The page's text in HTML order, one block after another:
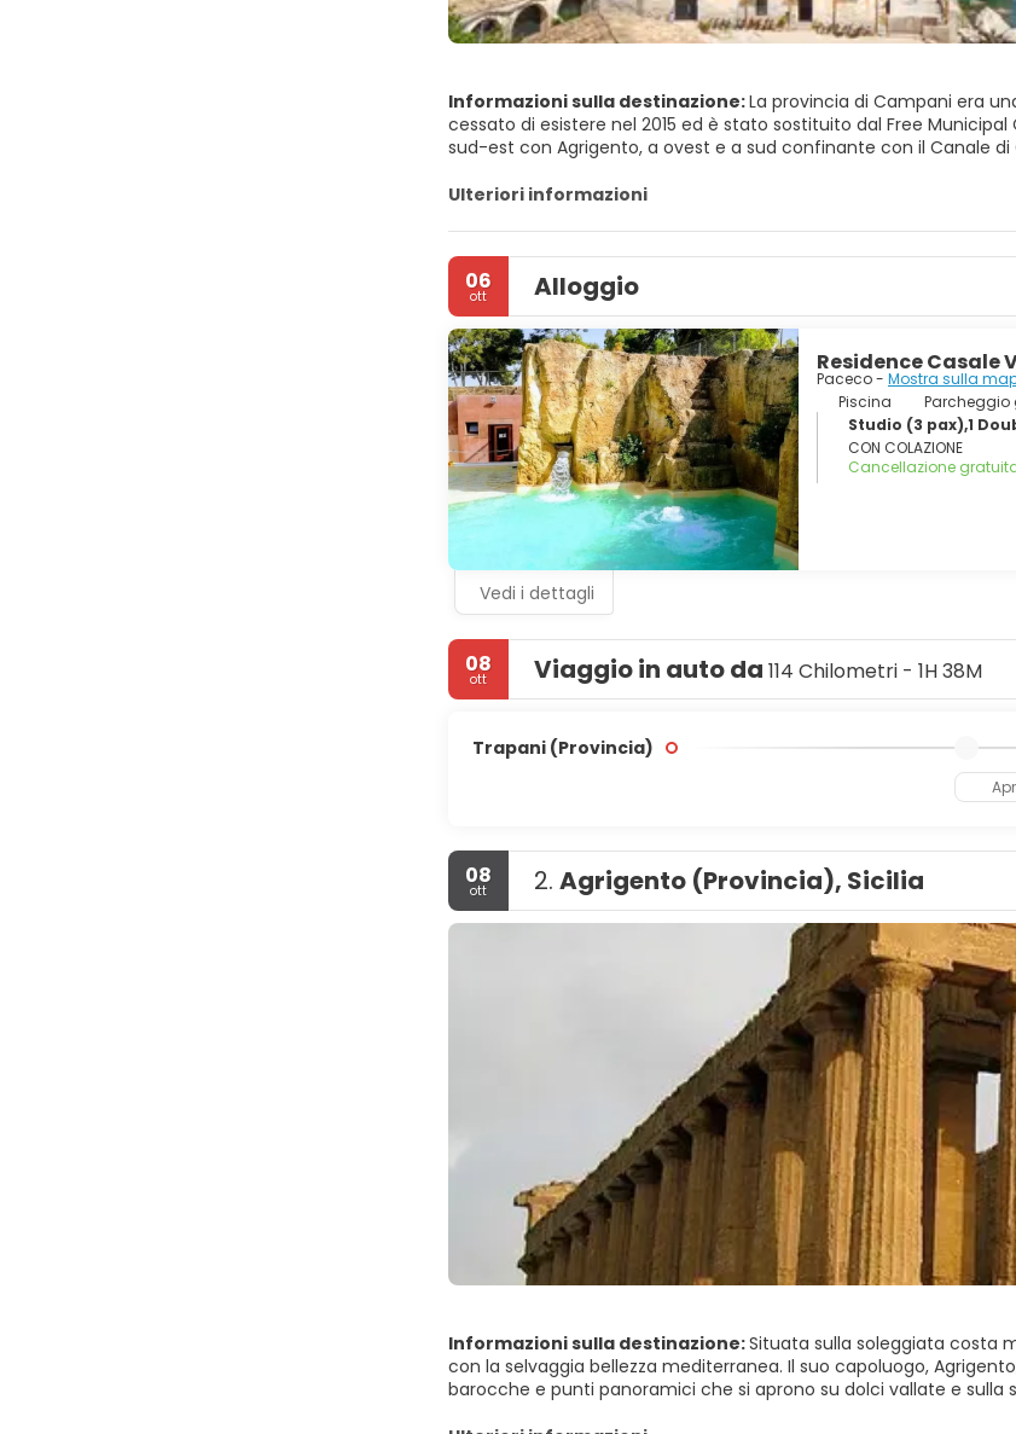
Informazioni sulla destinazione:La provincia di Campani era
cessato di esistere nel 2015 ed è stato sostituito dal Free
sud-est con Agrigento, a ovest e a sud confinante con il Canale di Callo e a nord dal Mar
Ulteriori informazioni
06
ott Alloggio
Residence Casale
Paceco - Mostra sulla
Piscina
Parcheggio
Studio (3 pax),1
CON COLAZIONE
Cancellazione
Vedi i dettagli
08
ott Viaggio in auto da 114 Chilometri - 1H 38M
Trapani (Provincia)
08
ott 2. Agrigento (Provincia), Sicilia
Informazioni sulla destinazione:Situata sulla soleggiata costa
con la selvaggia bellezza mediterranea. Il suo capoluogo,
barocche e punti panoramici che si aprono su dolci vallate e